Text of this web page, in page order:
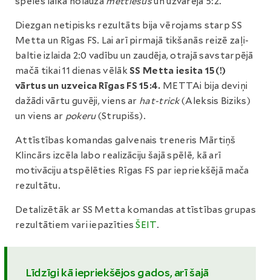
Diezgan netipisks rezultāts bija vērojams starp SS
Metta un Rīgas FS. Lai arī pirmajā tikšanās reizē zaļi-
baltie izlaida 2:0 vadību un zaudēja, otrajā savstarpējā
mačā tikai 11 dienas vēlākSS Metta iesita 15(!)
vārtus un uzveica Rīgas FS 15:4. METTAi bija deviņi
dažādi vārtu guvēji, viens ar hat-trick(Aleksis Biziks)
un viens ar pokeru(Strupišs).
Attīstības komandas galvenais treneris Mārtiņš
Klincārs izcēla labo realizāciju šajā spēlē, kā arī
motivāciju atspēlēties Rīgas FS par iepriekšējā mača
rezultātu.
Detalizētāk ar SS Metta komandas attīstības grupas
rezultātiem vari iepazītiesŠEIT.
Līdzīgi kā iepriekšējos gados, arī šajā